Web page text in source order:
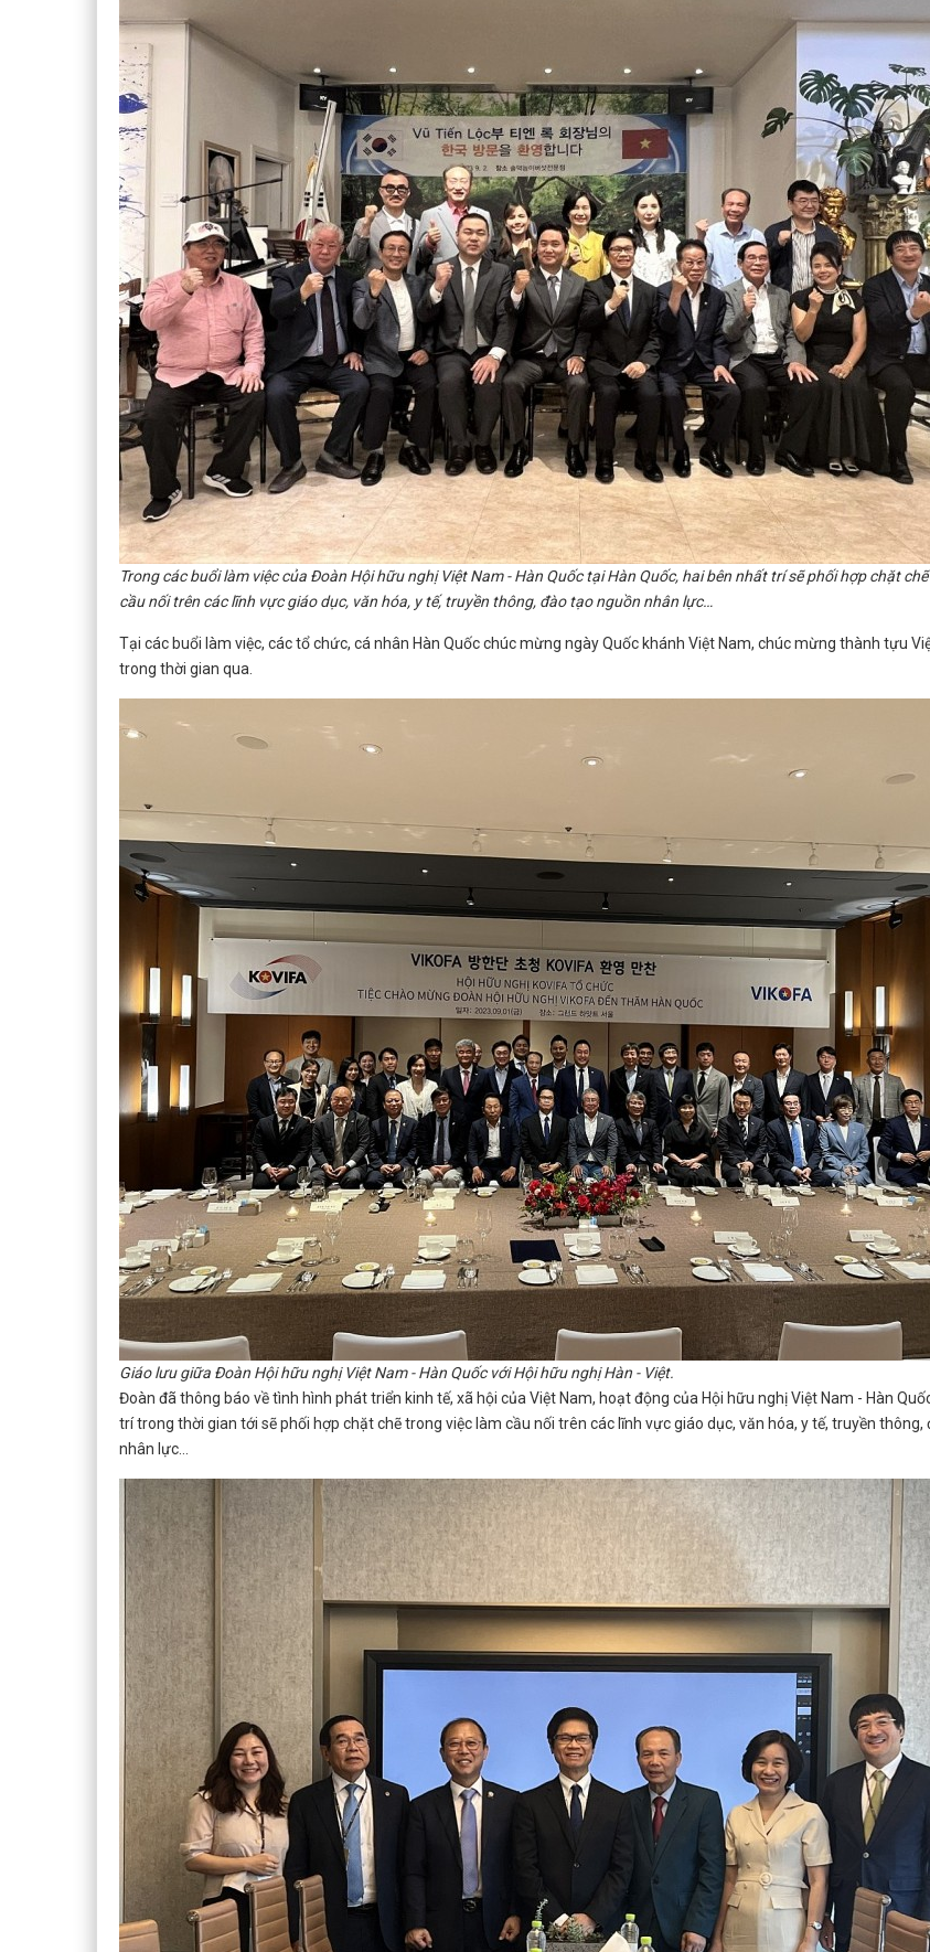
Trong các buổi làm việc của Đoàn Hội hữu nghị Việt Nam - Hàn Quốc tại Hàn Quốc, hai bên nhất trí sẽ phối hợp chặt
cầu nối trên các lĩnh vực giáo dục, văn hóa, y tế, truyền thông, đào tạo nguồn nhân lực…
Tại các buổi làm việc, các tổ chức, cá nhân Hàn Quốc chúc mừng ngày Quốc khánh Việt Nam, chúc mừng thành tựu
trong thời gian qua.
Giáo lưu giữa Đoàn Hội hữu nghị Việt Nam - Hàn Quốc với Hội hữu nghị Hàn - Việt.
Đoàn đã thông báo về tình hình phát triển kinh tế, xã hội của Việt Nam, hoạt động của Hội hữu nghị Việt Nam - Hàn
trí trong thời gian tới sẽ phối hợp chặt chẽ trong việc làm cầu nối trên các lĩnh vực giáo dục, văn hóa, y tế, truyền thông,
nhân lực…